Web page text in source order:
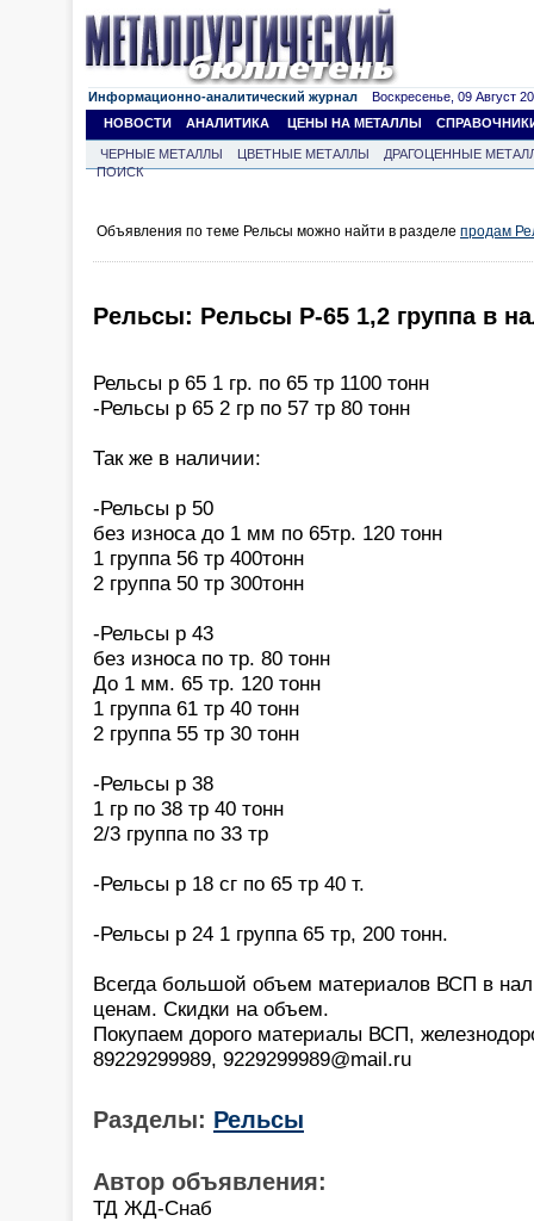
Информационно-аналитический журнал Воскресенье, 09 Август
НОВОСТИ
АНАЛИТИКА ЦЕНЫ НА МЕТАЛЛЫ
ЧЕРНЫЕ МЕТАЛЛЫ ЦВЕТНЫЕ МЕТАЛЛЫ
ДРАГОЦЕННЫЕ
ПОИСК
Объявления по теме Рельсы можно найти в разделе продам
Рельсы: Рельсы Р-65 1,2 группа в
Рельсы р 65 1 гр. по 65 тр 1100 тонн
-Рельсы р 65 2 гр по 57 тр 80 тонн
Так же в наличии:
-Рельсы р 50
без износа до 1 мм по 65тр. 120 тонн
1 группа 56 тр 400тонн
2 группа 50 тр 300тонн
-Рельсы р 43
без износа по тр. 80 тонн
До 1 мм. 65 тр. 120 тонн
1 группа 61 тр 40 тонн
2 группа 55 тр 30 тонн
-Рельсы р 38
1 гр по 38 тр 40 тонн
2/3 группа по 33 тр
-Рельсы р 18 сг по 65 тр 40 т.
-Рельсы р 24 1 группа 65 тр, 200 тонн.
Всегда большой объем материалов ВСП в
ценам. Скидки на объем.
Покупаем дорого материалы ВСП,
89229299989, 9229299989@mail.ru
Разделы: Рельсы
Автор объявления:
ТД ЖД-Снаб